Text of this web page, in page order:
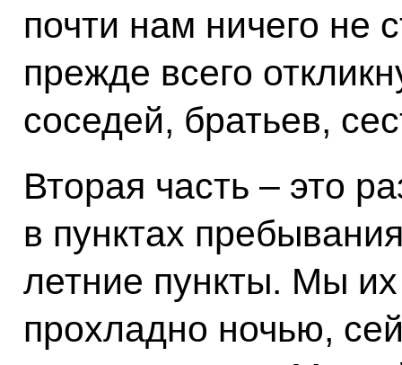
почти нам ничего не
прежде всего
соседей, братьев,
Вторая часть – это
в пунктах
летние пункты. Мы
прохладно ночью,